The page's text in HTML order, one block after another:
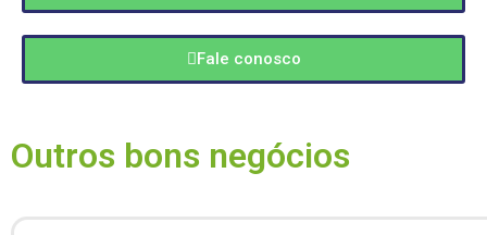
Fale conosco
Outros bons negócios